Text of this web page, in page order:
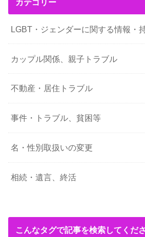
カテゴリー
LGBT・ジェンダーに関する情報・
カップル関係、親子トラブル
不動産・居住トラブル
事件・トラブル、貧困等
名・性別取扱いの変更
相続・遺言、終活
こんなタグで記事を検索してくださ